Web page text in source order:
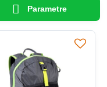
Parametre